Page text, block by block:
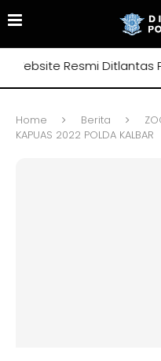
Resmi Ditlantas
Home Berita
KAPUAS 2022 POLDA KALBAR